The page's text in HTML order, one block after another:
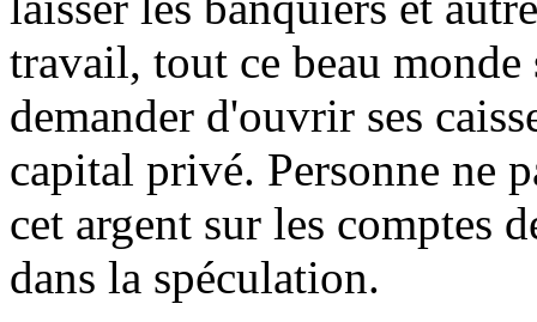
travail, tout ce beau
demander d'ouvrir ses
capital privé. Personne ne
cet argent sur les comptes
dans la spéculation.